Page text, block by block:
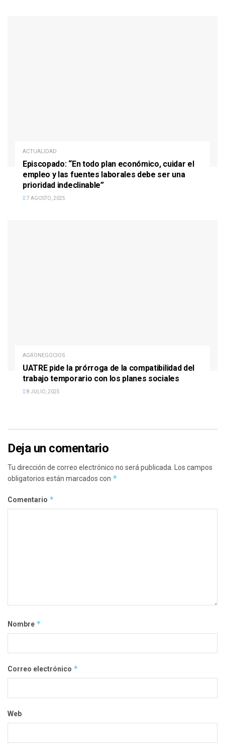
ACTUALIDAD
Episcopado: “En todo plan económico, cuidar el
empleo y las fuentes laborales debe ser una
prioridad indeclinable”
7 AGOSTO, 2025
AGRONEGOCIOS
UATRE pide la prórroga de la compatibilidad del
trabajo temporario con los planes sociales
8 JULIO, 2025
Deja un comentario
Tu dirección de correo electrónico no será publicada.
Los campos
obligatorios están marcados con *
Comentario *
Nombre *
Correo electrónico *
Web